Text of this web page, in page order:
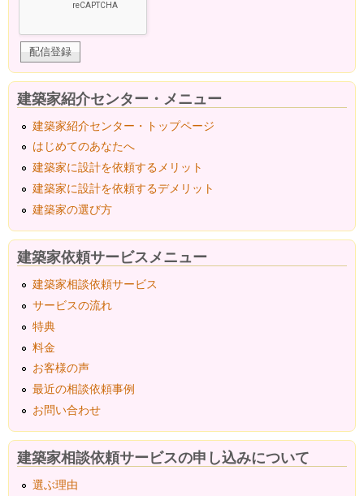
建築家紹介センター・メニュー
建築家紹介センター・トップページ
はじめてのあなたへ
建築家に設計を依頼するメリット
建築家に設計を依頼するデメリット
建築家の選び方
建築家依頼サービスメニュー
建築家相談依頼サービス
サービスの流れ
特典
料金
お客様の声
最近の相談依頼事例
お問い合わせ
建築家相談依頼サービスの申し込みについて
選ぶ理由